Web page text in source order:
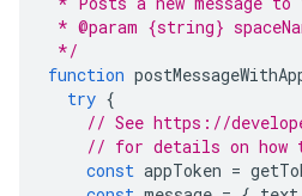
* @param {string}
*/
function
try {
// See https://
// for details on how
const appToken =